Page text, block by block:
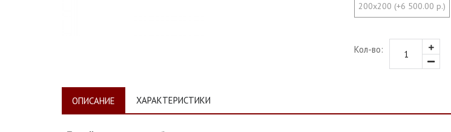
200х200 (+6 500.00 р.)
Кол-во:
ОПИСАНИЕ ХАРАКТЕРИСТИКИ